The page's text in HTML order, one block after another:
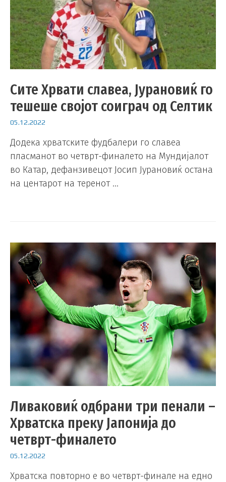
Сите Хрвати славеа, Јурановиќ го
тешеше својот соиграч од Селтик
05.12.2022
Додека хрватските фудбалери го славеа
пласманот во четврт-финалето на Мундијалот
во Катар, дефанзивецот Јосип Јурановиќ остана
на центарот на теренот …
Ливаковиќ одбрани три пенали –
Хрватска преку Јапонија до
четврт-финалето
05.12.2022
Хрватска повторно е во четврт-финале на едно